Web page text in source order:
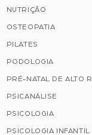
NUTRIÇÃO
OSTEOPATIA
PILATES
PODOLOGIA
PRÉ-NATAL DE ALTO
PSICANÁLISE
PSICOLOGIA
PSICOLOGIA INFANTIL